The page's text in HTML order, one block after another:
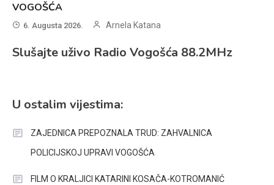
VOGOŠĆA
6. Augusta 2026. Arnela Katana
Slušajte uživo Radio Vogošća 88.2MHz
U ostalim vijestima:
ZAJEDNICA PREPOZNALA TRUD: ZAHVALNICA
POLICIJSKOJ UPRAVI VOGOŠĆA
FILM O KRALJICI KATARINI KOSAČA-KOTROMANIĆ